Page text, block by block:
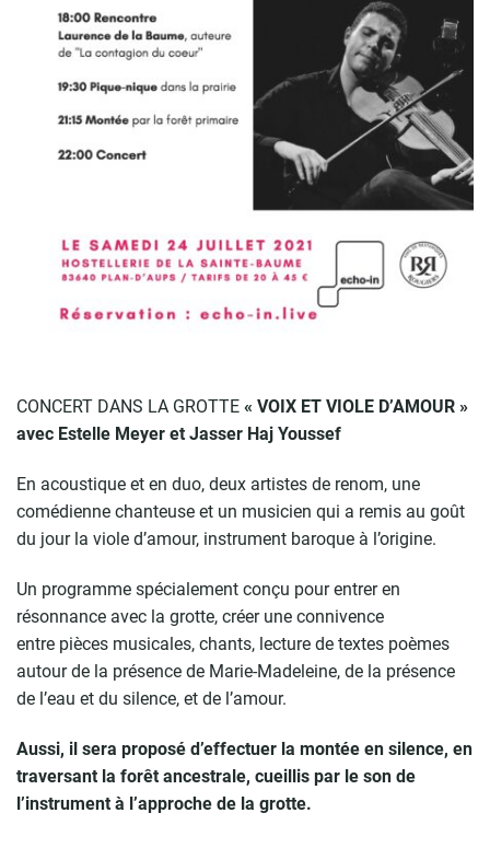
CONCERT DANS LA GROTTE « VOIX ET VIOLE D’AMOUR »
avec Estelle Meyer et Jasser Haj Youssef
En acoustique et en duo, deux artistes de renom, une
comédienne chanteuse et un musicien qui a remis au goût
du jour la viole d’amour, instrument baroque à l’origine.
Un programme spécialement conçu pour entrer en
résonnance avec la grotte, créer une connivence
entre pièces musicales, chants, lecture de textes poèmes
autour de la présence de Marie-Madeleine, de la présence
de l’eau et du silence, et de l’amour.
Aussi, il sera proposé d’effectuer la montée en silence, en
traversant la forêt ancestrale, cueillis par le son de
l’instrument à l’approche de la grotte.